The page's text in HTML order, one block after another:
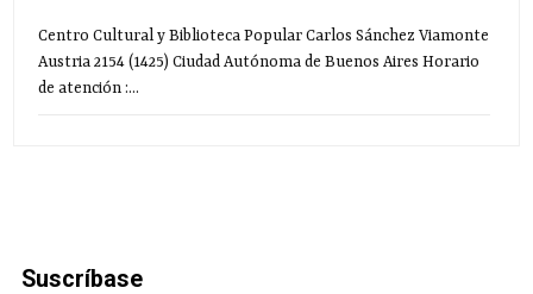
Centro Cultural y Biblioteca Popular Carlos Sánchez Viamonte
Austria 2154 (1425) Ciudad Autónoma de Buenos Aires Horario
de atención :...
Suscríbase